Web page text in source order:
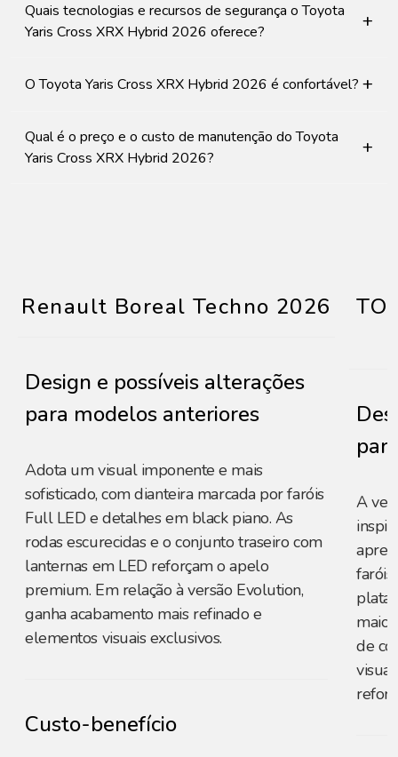
Quais tecnologias e recursos de segurança o Toyota
Yaris Cross XRX Hybrid 2026 oferece?
+
O Toyota Yaris Cross XRX Hybrid 2026 é confortável? +
Qual é o preço e o custo de manutenção do Toyota
Yaris Cross XRX Hybrid 2026?
+
Renault Boreal Techno 2026
Design e possíveis alterações
para modelos anteriores
Adota um visual imponente e mais
sofisticado, com dianteira marcada por faróis
Full LED e detalhes em black piano. As
rodas escurecidas e o conjunto traseiro com
lanternas em LED reforçam o apelo
premium. Em relação à versão Evolution,
ganha acabamento mais refinado e
elementos visuais exclusivos.
Custo-benefício
A
faróis
de